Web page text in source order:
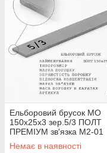
Ельборовий брусок МО
150х25х3 зер.5/3 ПОЛТ
ПРЕМІУМ зв'язка М2-01
(мідно-олов'яна)
Немає в наявності